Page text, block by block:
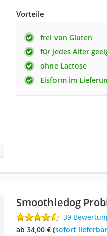
Vorteile
frei von Gluten
für jedes Alter
ohne Lactose
Eisform im
Smoothiedog
39
ab 34,00 €( Sofort lieferbar